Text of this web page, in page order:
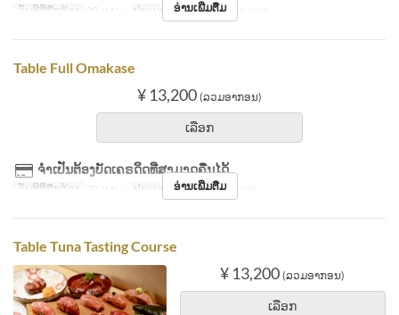
ວັນທີທີ່ຖືກຕ້ອງ 20 ມ.ນ ~ ປະເພດບ່ອນນັ່ງ Counter seats
ອ່ານເພີ່ມຕື່ມ
Table Full Omakase
¥ 13,200 (ລວມອາກອນ)
ເລືອກ
ຈຳເປັນຕ້ອງບັດເຄຣດິດທີ່ສາມາດຄືນໄດ້
ວັນທີທີ່ຖືກຕ້ອງ 20 ມ.ນ ~ ປະເພດບ່ອນນັ່ງ Table seats
ອ່ານເພີ່ມຕື່ມ
Table Tuna Tasting Course
¥ 13,200 (ລວມອາກອນ)
ເລືອກ